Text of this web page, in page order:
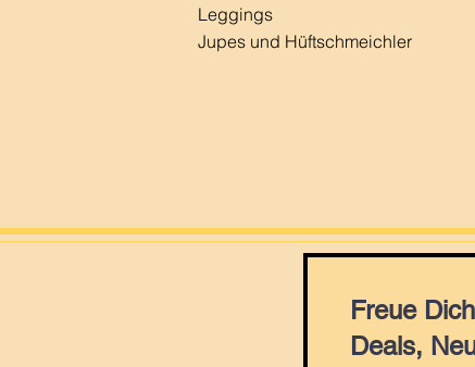
Leggings
Jupes und Hüftschmeichler
Freue
Deals,